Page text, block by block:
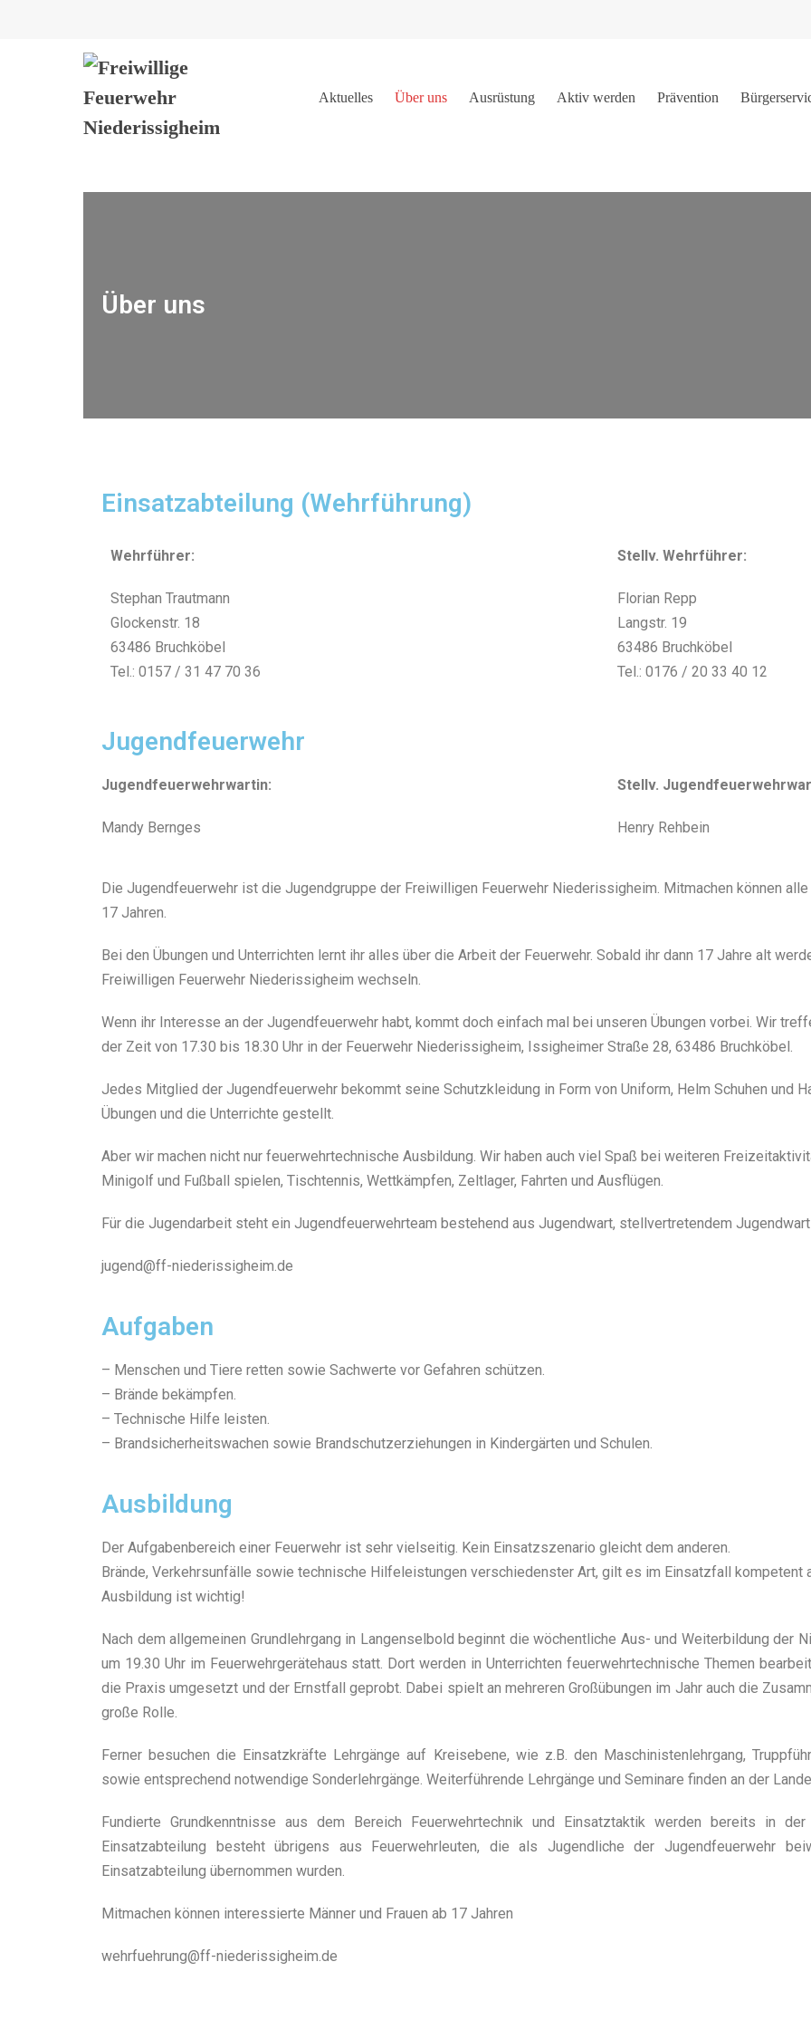
Aktuelles Über uns Ausrüstung Aktiv werden Prävention
Über uns
Einsatzabteilung (Wehrführung)
Wehrführer:
Stephan Trautmann
Glockenstr. 18
63486 Bruchköbel
Tel.: 0157 / 31 47 70 36
Stellv. Wehrführer:
Florian Repp
Langstr. 19
63486 Bruchköbel
Tel.: 0176 / 20 33 40 12
Jugendfeuerwehr
Jugendfeuerwehrwartin:
Mandy Bernges
Stellv.
Henry Rehbein
Die Jugendfeuerwehr ist die Jugendgruppe der Freiwilligen Feuerwehr Niederissigheim. Mitmachen können
17 Jahren.
Bei den Übungen und Unterrichten lernt ihr alles über die Arbeit der Feuerwehr. Sobald ihr dann 17 Jahre alt
Freiwilligen Feuerwehr Niederissigheim wechseln.
Wenn ihr Interesse an der Jugendfeuerwehr habt, kommt doch einfach mal bei unseren Übungen vorbei. Wir
der Zeit von 17.30 bis 18.30 Uhr in der Feuerwehr Niederissigheim, Issigheimer Straße 28, 63486 Bruchköbel.
Jedes Mitglied der Jugendfeuerwehr bekommt seine Schutzkleidung in Form von Uniform, Helm Schuhen und
Übungen und die Unterrichte gestellt.
Aber wir machen nicht nur feuerwehrtechnische Ausbildung. Wir haben auch viel Spaß bei weiteren
Minigolf und Fußball spielen, Tischtennis, Wettkämpfen, Zeltlager, Fahrten und Ausflügen.
Für die Jugendarbeit steht ein Jugendfeuerwehrteam bestehend aus Jugendwart, stellvertretendem
jugend@ff-niederissigheim.de
Aufgaben
– Menschen und Tiere retten sowie Sachwerte vor Gefahren schützen.
– Brände bekämpfen.
– Technische Hilfe leisten.
– Brandsicherheitswachen sowie Brandschutzerziehungen in Kindergärten und Schulen.
Ausbildung
Der Aufgabenbereich einer Feuerwehr ist sehr vielseitig. Kein Einsatzszenario gleicht dem anderen.
Brände, Verkehrsunfälle sowie technische Hilfeleistungen verschiedenster Art, gilt es im Einsatzfall kompetent
Ausbildung ist wichtig!
Nach dem allgemeinen Grundlehrgang in Langenselbold beginnt die wöchentliche Aus- und Weiterbildung der
um 19.30 Uhr im Feuerwehrgerätehaus statt. Dort werden in Unterrichten feuerwehrtechnische Themen
die Praxis umgesetzt und der Ernstfall geprobt. Dabei spielt an mehreren Großübungen im Jahr auch die
große Rolle.
Ferner besuchen die Einsatzkräfte Lehrgänge auf Kreisebene, wie z.B. den Maschinistenlehrgang,
sowie entsprechend notwendige Sonderlehrgänge. Weiterführende Lehrgänge und Seminare finden an der
Fundierte Grundkenntnisse aus dem Bereich Feuerwehrtechnik und Einsatztaktik werden bereits in
Einsatzabteilung besteht übrigens aus Feuerwehrleuten, die als Jugendliche der Jugendfeuerwehr
Einsatzabteilung übernommen wurden.
Mitmachen können interessierte Männer und Frauen ab 17 Jahren
wehrfuehrung@ff-niederissigheim.de